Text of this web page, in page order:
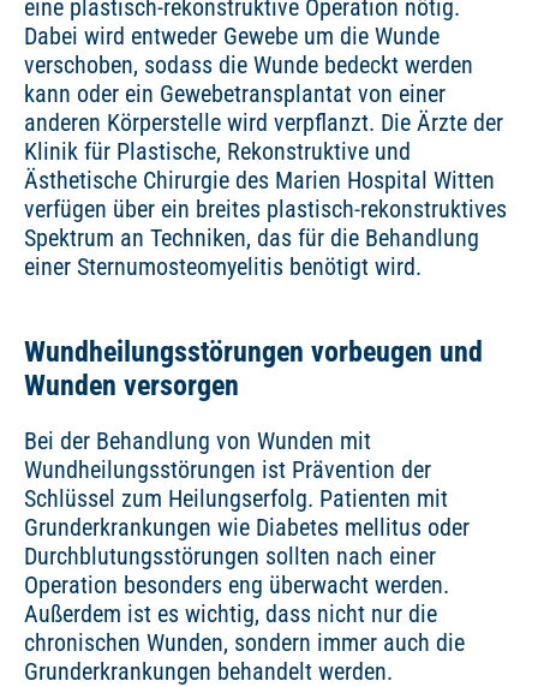
eine plastisch-rekonstruktive Operation nötig.
Dabei wird entweder Gewebe um die Wunde
verschoben, sodass die Wunde bedeckt werden
kann oder ein Gewebetransplantat von einer
anderen Körperstelle wird verpflanzt. Die Ärzte der
Klinik für Plastische, Rekonstruktive und
Ästhetische Chirurgie des Marien Hospital Witten
verfügen über ein breites plastisch-rekonstruktives
Spektrum an Techniken, das für die Behandlung
einer Sternumosteomyelitis benötigt wird.
Wundheilungsstörungen vorbeugen und
Wunden versorgen
Bei der Behandlung von Wunden mit
Wundheilungsstörungen ist Prävention der
Schlüssel zum Heilungserfolg. Patienten mit
Grunderkrankungen wie Diabetes mellitus oder
Durchblutungsstörungen sollten nach einer
Operation besonders eng überwacht werden.
Außerdem ist es wichtig, dass nicht nur die
chronischen Wunden, sondern immer auch die
Grunderkrankungen behandelt werden.